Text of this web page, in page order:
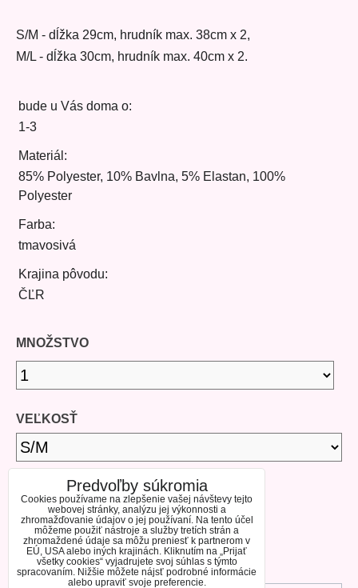
S/M - dĺžka 29cm, hrudník max. 38cm x 2,
M/L - dĺžka 30cm, hrudník max. 40cm x 2.
bude u Vás doma o:
1-3
Materiál:
85% Polyester, 10% Bavlna, 5% Elastan, 100%
Polyester
Farba:
tmavosivá
Krajina pôvodu:
ČĽR
MNOŽSTVO
VEĽKOSŤ
DOSTUPNOSŤ
SKLADOM VÝPREDAJ
Predvoľby súkromia
Cookies používame na zlepšenie vašej návštevy tejto
webovej stránky, analýzu jej výkonnosti a
zhromažďovanie údajov o jej používaní. Na tento účel
môžeme použiť nástroje a služby tretích strán a
zhromaždené údaje sa môžu preniesť k partnerom v
EÚ, USA alebo iných krajinách. Kliknutím na „Prijať
všetky cookies“ vyjadrujete svoj súhlas s týmto
spracovaním. Nižšie môžete nájsť podrobné informácie
alebo upraviť svoje preferencie.